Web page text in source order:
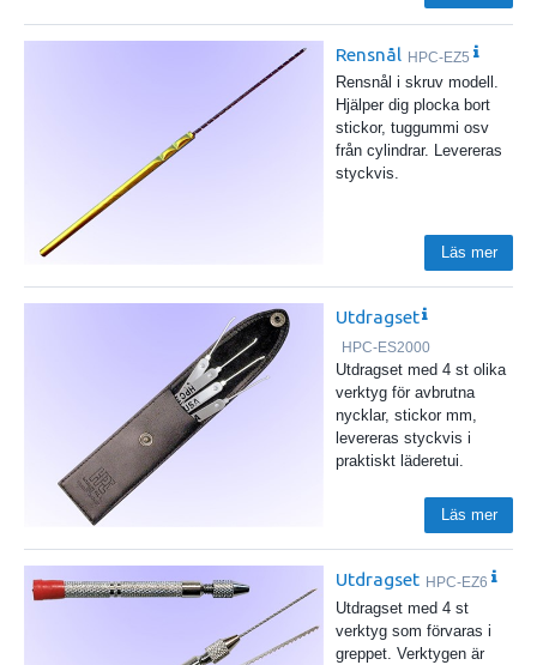
Rensnål HPC-EZ5
Rensnål i skruv modell.
Hjälper dig plocka bort
stickor, tuggummi osv
från cylindrar. Levereras
styckvis.
Läs mer
Utdragset
HPC-ES2000
Utdragset med 4 st olika
verktyg för avbrutna
nycklar, stickor mm,
levereras styckvis i
praktiskt läderetui.
Läs mer
Utdragset HPC-EZ6
Utdragset med 4 st
verktyg som förvaras i
greppet. Verktygen är